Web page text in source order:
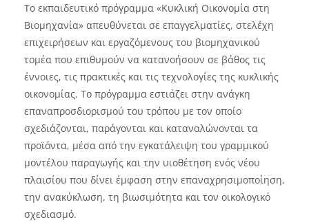
Το εκπαιδευτικό πρόγραμμα «Κυκλική Οικονομία στη
Βιομηχανία» απευθύνεται σε επαγγελματίες, στελέχη
επιχειρήσεων και εργαζόμενους του βιομηχανικού
τομέα που επιθυμούν να κατανοήσουν σε βάθος τις
έννοιες, τις πρακτικές και τις τεχνολογίες της κυκλικής
οικονομίας. Το πρόγραμμα εστιάζει στην ανάγκη
επαναπροσδιορισμού του τρόπου με τον οποίο
σχεδιάζονται, παράγονται και καταναλώνονται τα
προϊόντα, μέσα από την εγκατάλειψη του γραμμικού
μοντέλου παραγωγής και την υιοθέτηση ενός νέου
πλαισίου που δίνει έμφαση στην επαναχρησιμοποίηση,
την ανακύκλωση, τη βιωσιμότητα και τον οικολογικό
σχεδιασμό.